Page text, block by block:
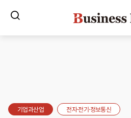
기업과산업 전자·전기·정보통신